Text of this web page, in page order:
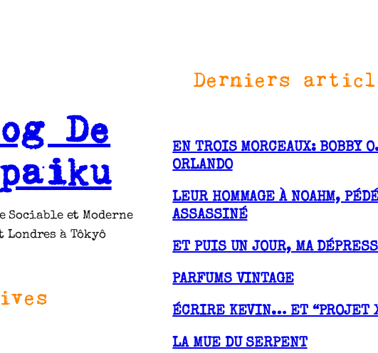
De
et Moderne
Londres à Tôkyô
Derniers
EN TROIS MORCEAUX: BOBBY
ORLANDO
LEUR HOMMAGE À NOAHM,
ASSASSINÉ
ET PUIS UN JOUR, MA
PARFUMS VINTAGE
ÉCRIRE KEVIN… ET “PROJET
LA MUE DU SERPENT